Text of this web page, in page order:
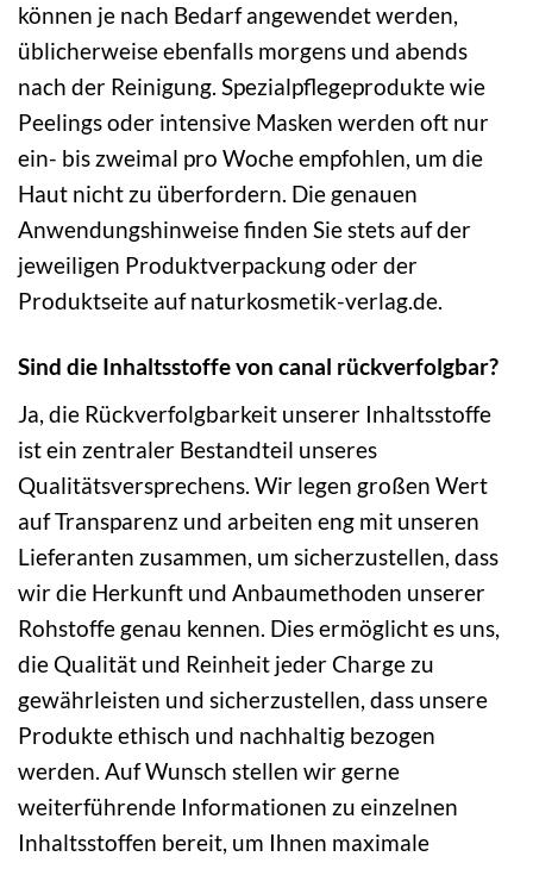
können je nach Bedarf angewendet werden,
üblicherweise ebenfalls morgens und abends
nach der Reinigung. Spezialpflegeprodukte wie
Peelings oder intensive Masken werden oft nur
ein- bis zweimal pro Woche empfohlen, um die
Haut nicht zu überfordern. Die genauen
Anwendungshinweise finden Sie stets auf der
jeweiligen Produktverpackung oder der
Produktseite auf naturkosmetik-verlag.de.
Sind die Inhaltsstoffe von canal rückverfolgbar?
Ja, die Rückverfolgbarkeit unserer Inhaltsstoffe
ist ein zentraler Bestandteil unseres
Qualitätsversprechens. Wir legen großen Wert
auf Transparenz und arbeiten eng mit unseren
Lieferanten zusammen, um sicherzustellen, dass
wir die Herkunft und Anbaumethoden unserer
Rohstoffe genau kennen. Dies ermöglicht es uns,
die Qualität und Reinheit jeder Charge zu
gewährleisten und sicherzustellen, dass unsere
Produkte ethisch und nachhaltig bezogen
werden. Auf Wunsch stellen wir gerne
weiterführende Informationen zu einzelnen
Inhaltsstoffen bereit, um Ihnen maximale